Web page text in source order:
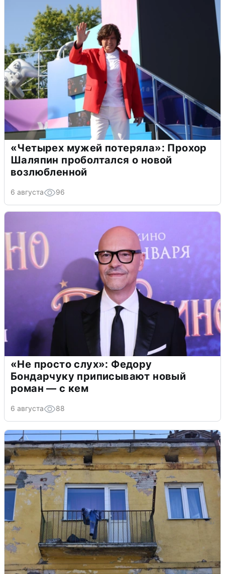
«Четырех мужей потеряла»: Прохор
Шаляпин проболтался о новой
возлюбленной
6 августа 96
«Не просто слух»: Федору
Бондарчуку приписывают новый
роман — с кем
6 августа 88